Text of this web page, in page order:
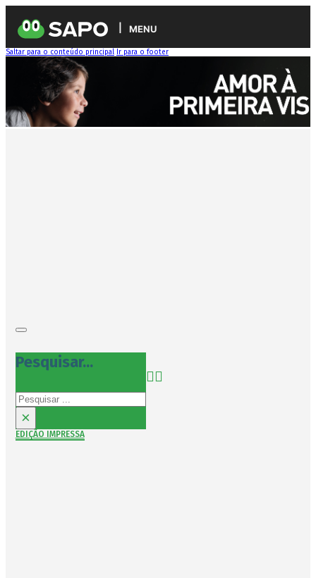
MENU
Saltar para o conteúdo principal Ir para o footer
Pesquisar...
Pesquisar
×
EDIÇÃO IMPRESSA